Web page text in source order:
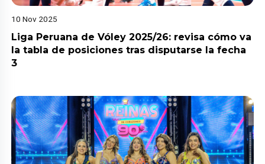
10 Nov 2025
Liga Peruana de Vóley 2025/26: revisa cómo va
la tabla de posiciones tras disputarse la fecha
3